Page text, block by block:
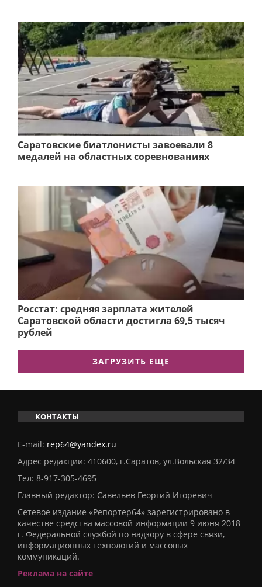
Саратовские биатлонисты завоевали 8
медалей на областных соревнованиях
Росстат: средняя зарплата жителей
Саратовской области достигла 69,5 тысяч
рублей
ЗАГРУЗИТЬ ЕЩЕ
КОНТАКТЫ
E-mail: rep64@yandex.ru
Адрес редакции: 410600, г.Саратов, ул.Вольская 32/34
Тел: 8-917-305-4695
Главный редактор: Савельев Георгий Игоревич
Сетевое издание «Репортер64» зарегистрировано в
качестве средства массовой информации 9 июня 2018
г. Федеральной службой по надзору в сфере связи,
информационных технологий и массовых
коммуникаций.
Реклама на сайте